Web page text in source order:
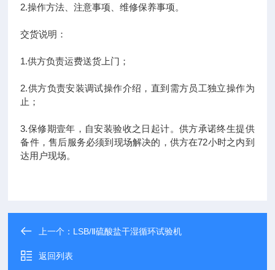
2.操作方法、注意事项、维修保养事项。
交货说明：
1.供方负责运费送货上门；
2.供方负责安装调试操作介绍，直到需方员工独立操作为
止；
3.保修期壹年，自安装验收之日起计。供方承诺终生提供
备件，售后服务必须到现场解决的，供方在72小时之内到
达用户现场。
上一个： LSB/Ⅱ硫酸盐干湿循环试验机
返回列表